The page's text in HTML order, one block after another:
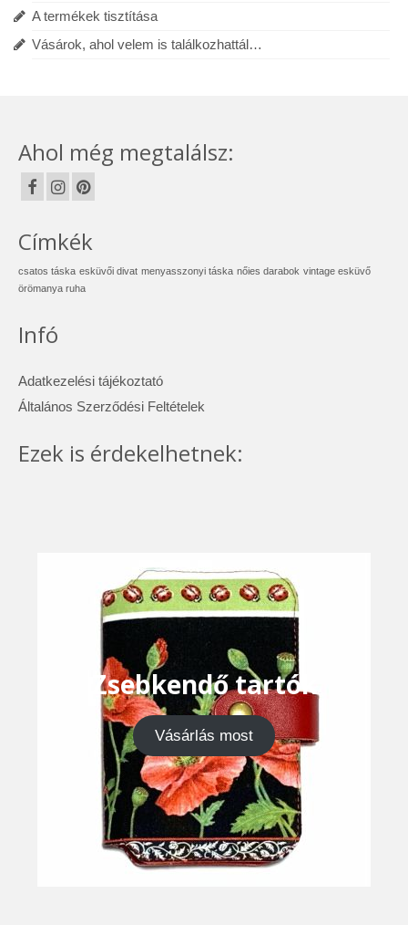
A termékek tisztítása
Vásárok, ahol velem is találkozhattál…
Ahol még megtalálsz:
Címkék
csatos táska esküvői divat menyasszonyi táska nőies darabok vintage esküvő
örömanya ruha
Infó
Adatkezelési tájékoztató
Általános Szerződési Feltételek
Ezek is érdekelhetnek:
Zsebkendő tartók
Vásárlás most